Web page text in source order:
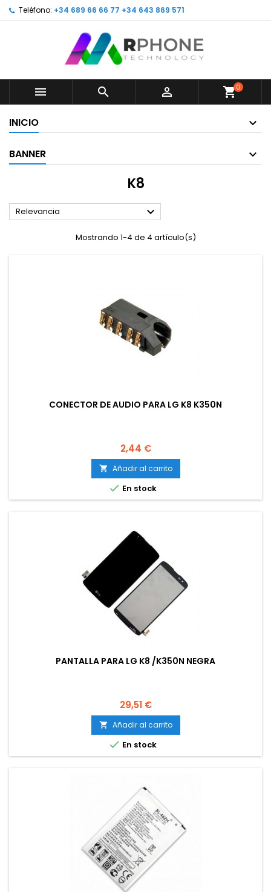
Teléfono: +34 689 66 66 77 +34 643 869 571
   shopping_cart0
INICIO
BANNER
K8
Relevancia 
Mostrando 1-4 de 4 artículo(s)
CONECTOR DE AUDIO PARA LG K8 K350N
Precio
2,44 €
 Añadir al carrito
 En stock
PANTALLA PARA LG K8 /K350N NEGRA
Precio
29,51 €
 Añadir al carrito
 En stock